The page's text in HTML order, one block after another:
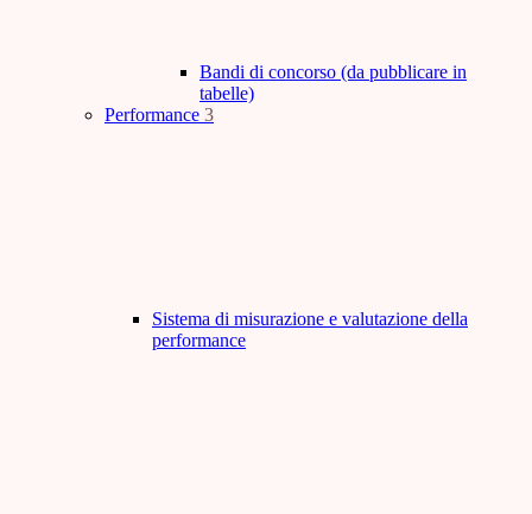
Bandi di concorso (da pubblicare in
tabelle)
Performance 3
Sistema di misurazione e valutazione della
performance